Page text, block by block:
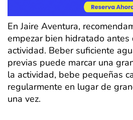
En Jaire Aventura,
empezar bien hidratado antes
actividad. Beber suficiente
previas puede marcar una
la actividad, bebe pequeñas
regularmente en lugar de
una vez.